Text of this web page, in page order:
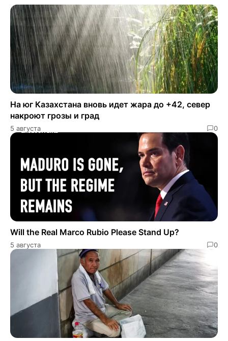
На юг Казахстана вновь идет жара до +42, север
накроют грозы и град
5 августа 0
Will the Real Marco Rubio Please Stand Up?
5 августа 0